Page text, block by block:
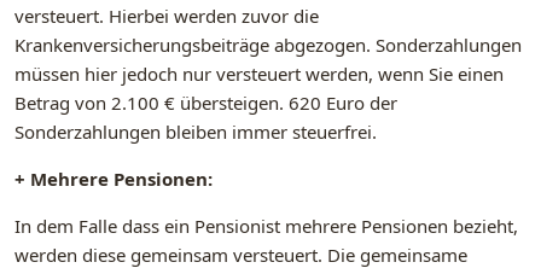
versteuert. Hierbei werden zuvor die
Krankenversicherungsbeiträge abgezogen. Sonderzahlungen
müssen hier jedoch nur versteuert werden, wenn Sie einen
Betrag von 2.100 € übersteigen. 620 Euro der
Sonderzahlungen bleiben immer steuerfrei.
+ Mehrere Pensionen:
In dem Falle dass ein Pensionist mehrere Pensionen bezieht,
werden diese gemeinsam versteuert. Die gemeinsame